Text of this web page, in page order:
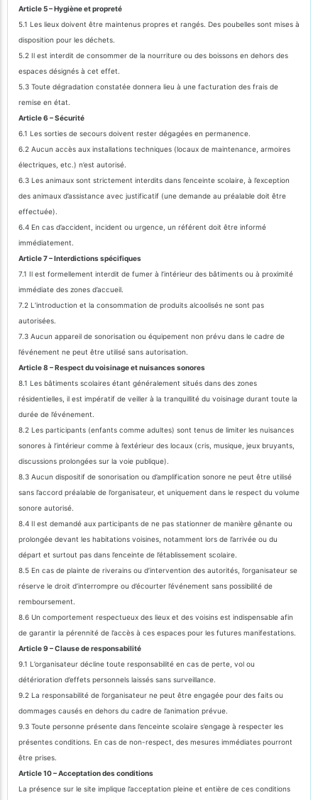
Article 5 – Hygiène et propreté
5.1 Les lieux doivent être maintenus propres et rangés. Des poubelles sont mises à
disposition pour les déchets.
5.2 Il est interdit de consommer de la nourriture ou des boissons en dehors des
espaces désignés à cet effet.
5.3 Toute dégradation constatée donnera lieu à une facturation des frais de
remise en état.
Article 6 – Sécurité
6.1 Les sorties de secours doivent rester dégagées en permanence.
6.2 Aucun accès aux installations techniques (locaux de maintenance, armoires
électriques, etc.) n’est autorisé.
6.3 Les animaux sont strictement interdits dans l’enceinte scolaire, à l’exception
des animaux d’assistance avec justificatif (une demande au préalable doit être
effectuée).
6.4 En cas d’accident, incident ou urgence, un référent doit être informé
immédiatement.
Article 7 – Interdictions spécifiques
7.1 Il est formellement interdit de fumer à l’intérieur des bâtiments ou à proximité
immédiate des zones d’accueil.
7.2 L’introduction et la consommation de produits alcoolisés ne sont pas
autorisées.
7.3 Aucun appareil de sonorisation ou équipement non prévu dans le cadre de
l’événement ne peut être utilisé sans autorisation.
Article 8 – Respect du voisinage et nuisances sonores
8.1 Les bâtiments scolaires étant généralement situés dans des zones
résidentielles, il est impératif de veiller à la tranquillité du voisinage durant toute la
durée de l’événement.
8.2 Les participants (enfants comme adultes) sont tenus de limiter les nuisances
sonores à l’intérieur comme à l’extérieur des locaux (cris, musique, jeux bruyants,
discussions prolongées sur la voie publique).
8.3 Aucun dispositif de sonorisation ou d’amplification sonore ne peut être utilisé
sans l’accord préalable de l’organisateur, et uniquement dans le respect du volume
sonore autorisé.
8.4 Il est demandé aux participants de ne pas stationner de manière gênante ou
prolongée devant les habitations voisines, notamment lors de l’arrivée ou du
départ et surtout pas dans l’enceinte de l’établissement scolaire.
8.5 En cas de plainte de riverains ou d’intervention des autorités, l’organisateur se
réserve le droit d’interrompre ou d’écourter l’événement sans possibilité de
remboursement.
8.6 Un comportement respectueux des lieux et des voisins est indispensable afin
de garantir la pérennité de l’accès à ces espaces pour les futures manifestations.
Article 9 – Clause de responsabilité
9.1 L’organisateur décline toute responsabilité en cas de perte, vol ou
détérioration d’effets personnels laissés sans surveillance.
9.2 La responsabilité de l’organisateur ne peut être engagée pour des faits ou
dommages causés en dehors du cadre de l’animation prévue.
9.3 Toute personne présente dans l’enceinte scolaire s’engage à respecter les
présentes conditions. En cas de non-respect, des mesures immédiates pourront
être prises.
Article 10 – Acceptation des conditions
La présence sur le site implique l’acceptation pleine et entière de ces conditions